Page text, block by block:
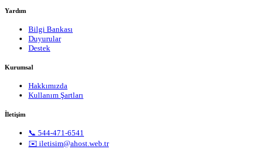
Yardım
Bilgi Bankası
Duyurular
Destek
Kurumsal
Hakkımızda
Kullanım Şartları
İletişim
📞 544-471-6541
✉️ iletisim@ahost.web.tr